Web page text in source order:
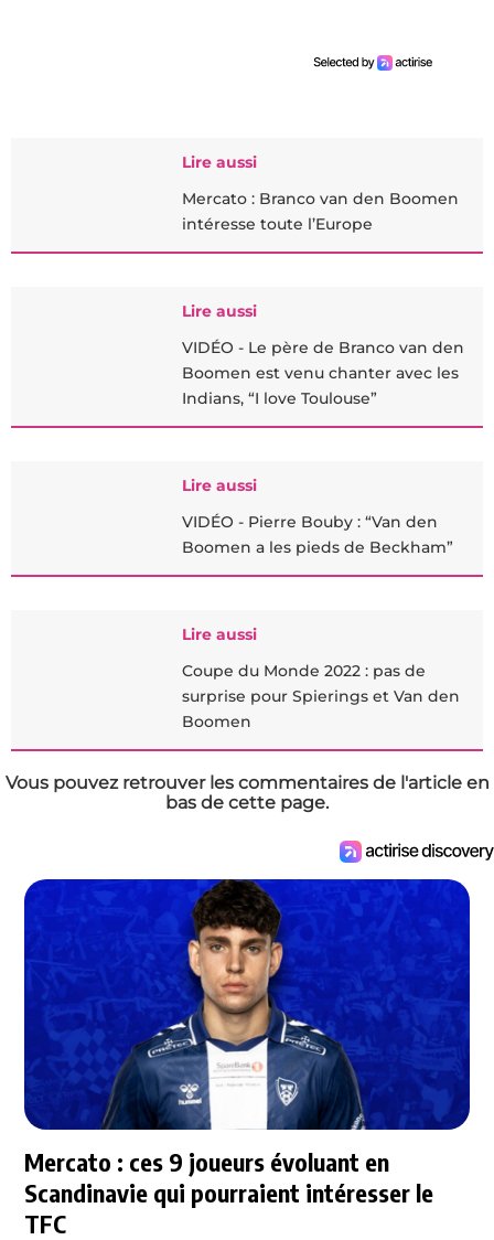
Lire aussi
Mercato : Branco van den Boomen
intéresse toute l’Europe
Lire aussi
VIDÉO - Le père de Branco van den
Boomen est venu chanter avec les
Indians, “I love Toulouse”
Lire aussi
VIDÉO - Pierre Bouby : “Van den
Boomen a les pieds de Beckham”
Lire aussi
Coupe du Monde 2022 : pas de
surprise pour Spierings et Van den
Boomen
Vous pouvez retrouver les commentaires de l'article en
bas de cette page.
Mercato : ces 9 joueurs évoluant en
Scandinavie qui pourraient intéresser le
TFC